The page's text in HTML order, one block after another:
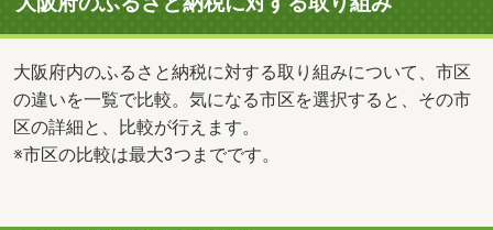
大阪府内のふるさと納税に対する取り組みについて、市区
の違いを一覧で比較。気になる市区を選択すると、その市
区の詳細と、比較が行えます。
※市区の比較は最大3つまでです。